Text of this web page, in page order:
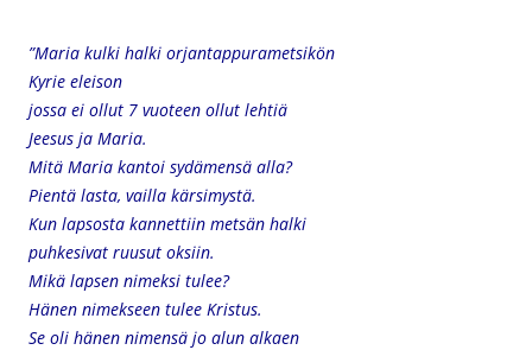
”Maria kulki halki orjantappurametsikön
Kyrie eleison
jossa ei ollut 7 vuoteen ollut lehtiä
Jeesus ja Maria.
Mitä Maria kantoi sydämensä alla?
Pientä lasta, vailla kärsimystä.
Kun lapsosta kannettiin metsän halki
puhkesivat ruusut oksiin.
Mikä lapsen nimeksi tulee?
Hänen nimekseen tulee Kristus.
Se oli hänen nimensä jo alun alkaen